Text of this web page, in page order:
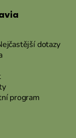
dotazy
program